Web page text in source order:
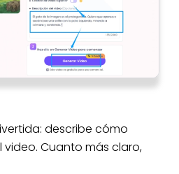
describe cómo
video. Cuanto más claro,